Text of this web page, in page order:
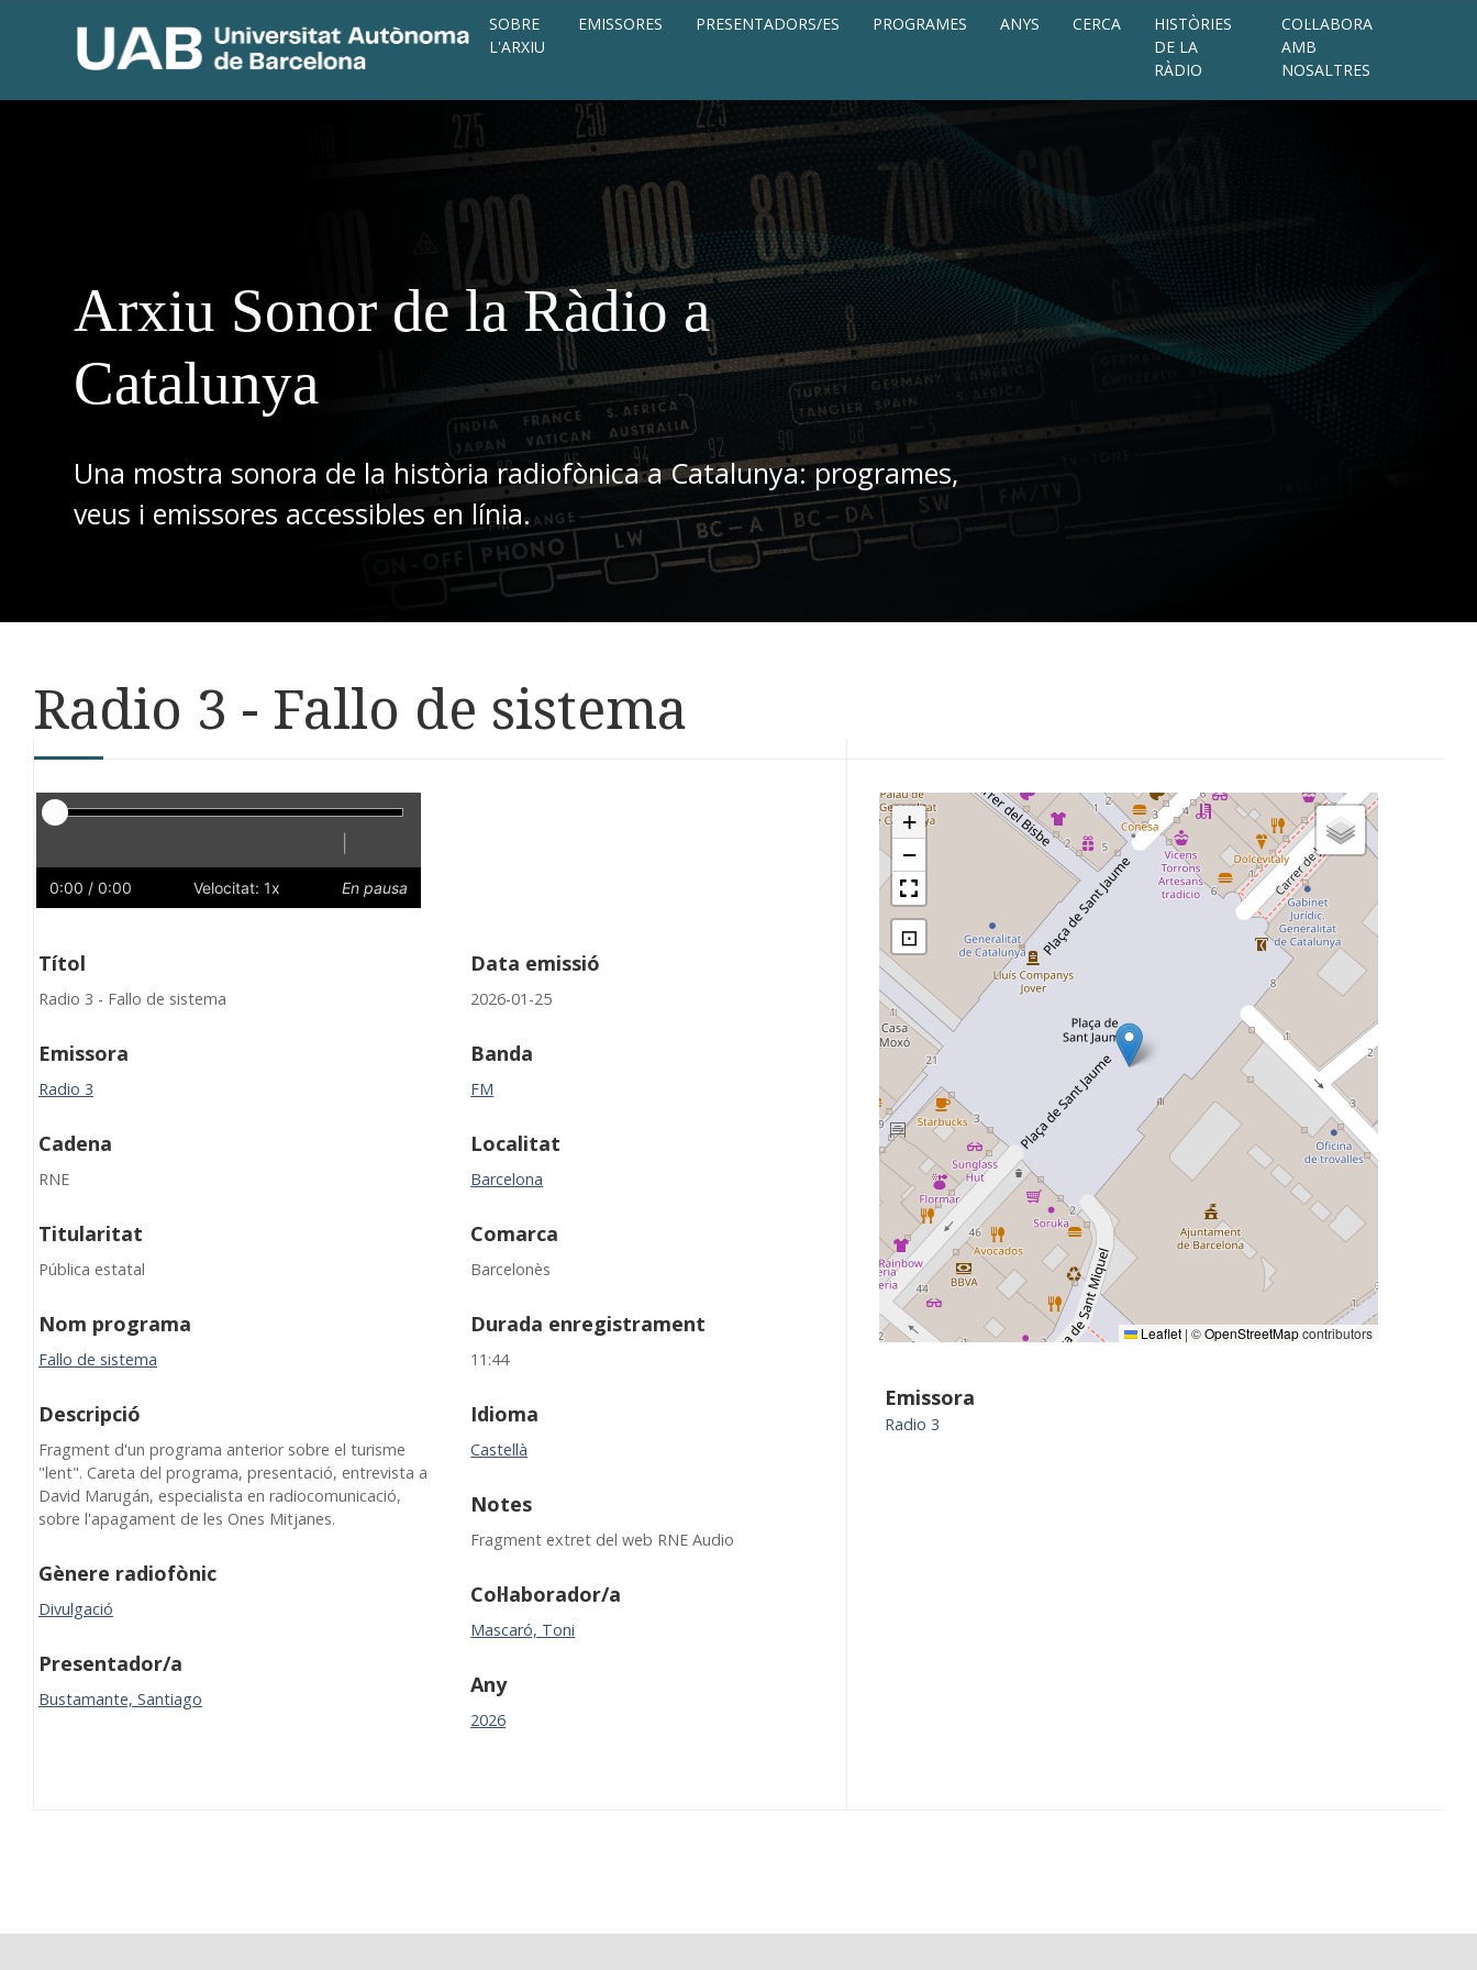
SOBRE
L'ARXIU
EMISSORES PRESENTADORS/ES PROGRAMES ANYS CERCA
HISTÒRIES
DE LA
RÀDIO
COL·LABORA
AMB
NOSALTRES
Arxiu Sonor de la Ràdio a
Catalunya
Una mostra sonora de la història radiofònica a Catalunya: programes,
veus i emissores accessibles en línia.
Radio 3 - Fallo de sistema
Reproductor
Lent
0:00 / 0:00 Velocitat: 1x En pausa
Títol
Radio 3 - Fallo de sistema
Emissora
Radio 3
Cadena
RNE
Titularitat
Pública estatal
Nom programa
Fallo de sistema
Descripció
Fragment d'un programa anterior sobre el turisme
"lent". Careta del programa, presentació, entrevista a
David Marugán, especialista en radiocomunicació,
sobre l'apagament de les Ones Mitjanes.
Gènere radiofònic
Divulgació
Presentador/a
Bustamante, Santiago
Data emissió
2026-01-25
Banda
FM
Localitat
Barcelona
Comarca
Barcelonès
Durada enregistrament
11:44
Idioma
Castellà
Notes
Fragment extret del web RNE Audio
Col·laborador/a
Mascaró, Toni
Any
2026
+
−
⊡
Leaflet | ©OpenStreetMapcontributors
Emissora
Radio 3